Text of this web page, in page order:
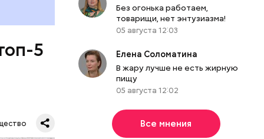
5
Без огонька работаем,
товарищи, нет энтузиазма!
05 августа 12:03
Елена Соломатина
В жару лучше не есть жирную
пищу
05 августа 12:02
Все мнения